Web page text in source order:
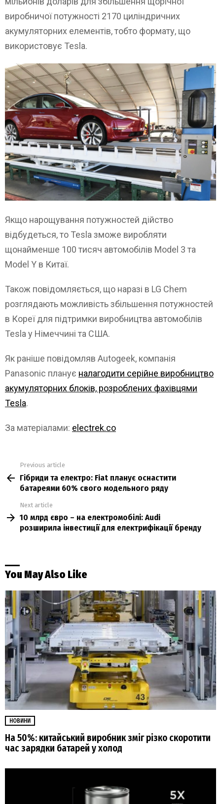
виробничої потужності 2170 циліндричних
акумуляторних елементів, тобто формату, що
використовує Tesla.
Якщо нарощування потужностей дійство
відбудеться, то Tesla зможе виробляти
щонайменше 100 тисяч автомобілів Model 3 та
Model Y в Китаї.
Також повідомляється, що наразі в LG Chem
розглядають можливість збільшення потужностей
в Кореї для підтримки виробництва автомобілів
Tesla у Німеччині та США.
Як раніше повідомляв Autogeek, компанія
Panasonic планує налагодити серійне виробництво
акумуляторних блоків, розроблених фахівцями
Tesla.
За матеріалами: electrek.co
more
Previous article
Гібриди та електро: Fiat планує оснастити
батареями 60% свого модельного ряду
Next article
10 млрд євро – на електромобілі: Audi
розширила інвестиції для електрифікації бренду
You May Also Like
НОВИНИ
На 50%: китайський виробник зміг різко скоротити
час зарядки батарей у холод